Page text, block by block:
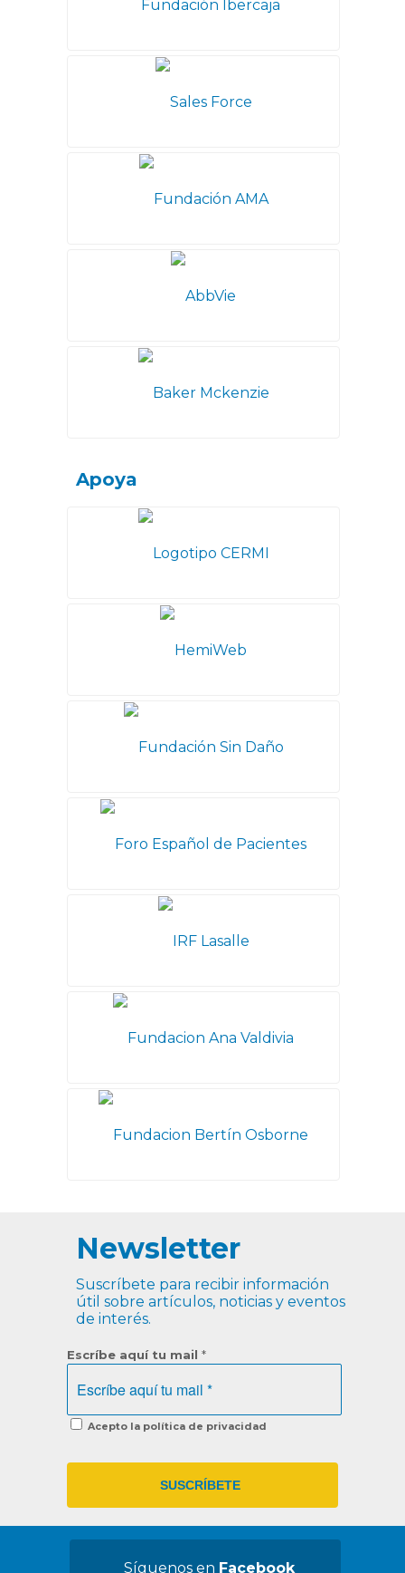
Apoya
Newsletter
Suscríbete para recibir información
útil sobre artículos, noticias y eventos
de interés.
Escríbe aquí tu mail *
Acepto la política de privacidad
Síguenos en Facebook